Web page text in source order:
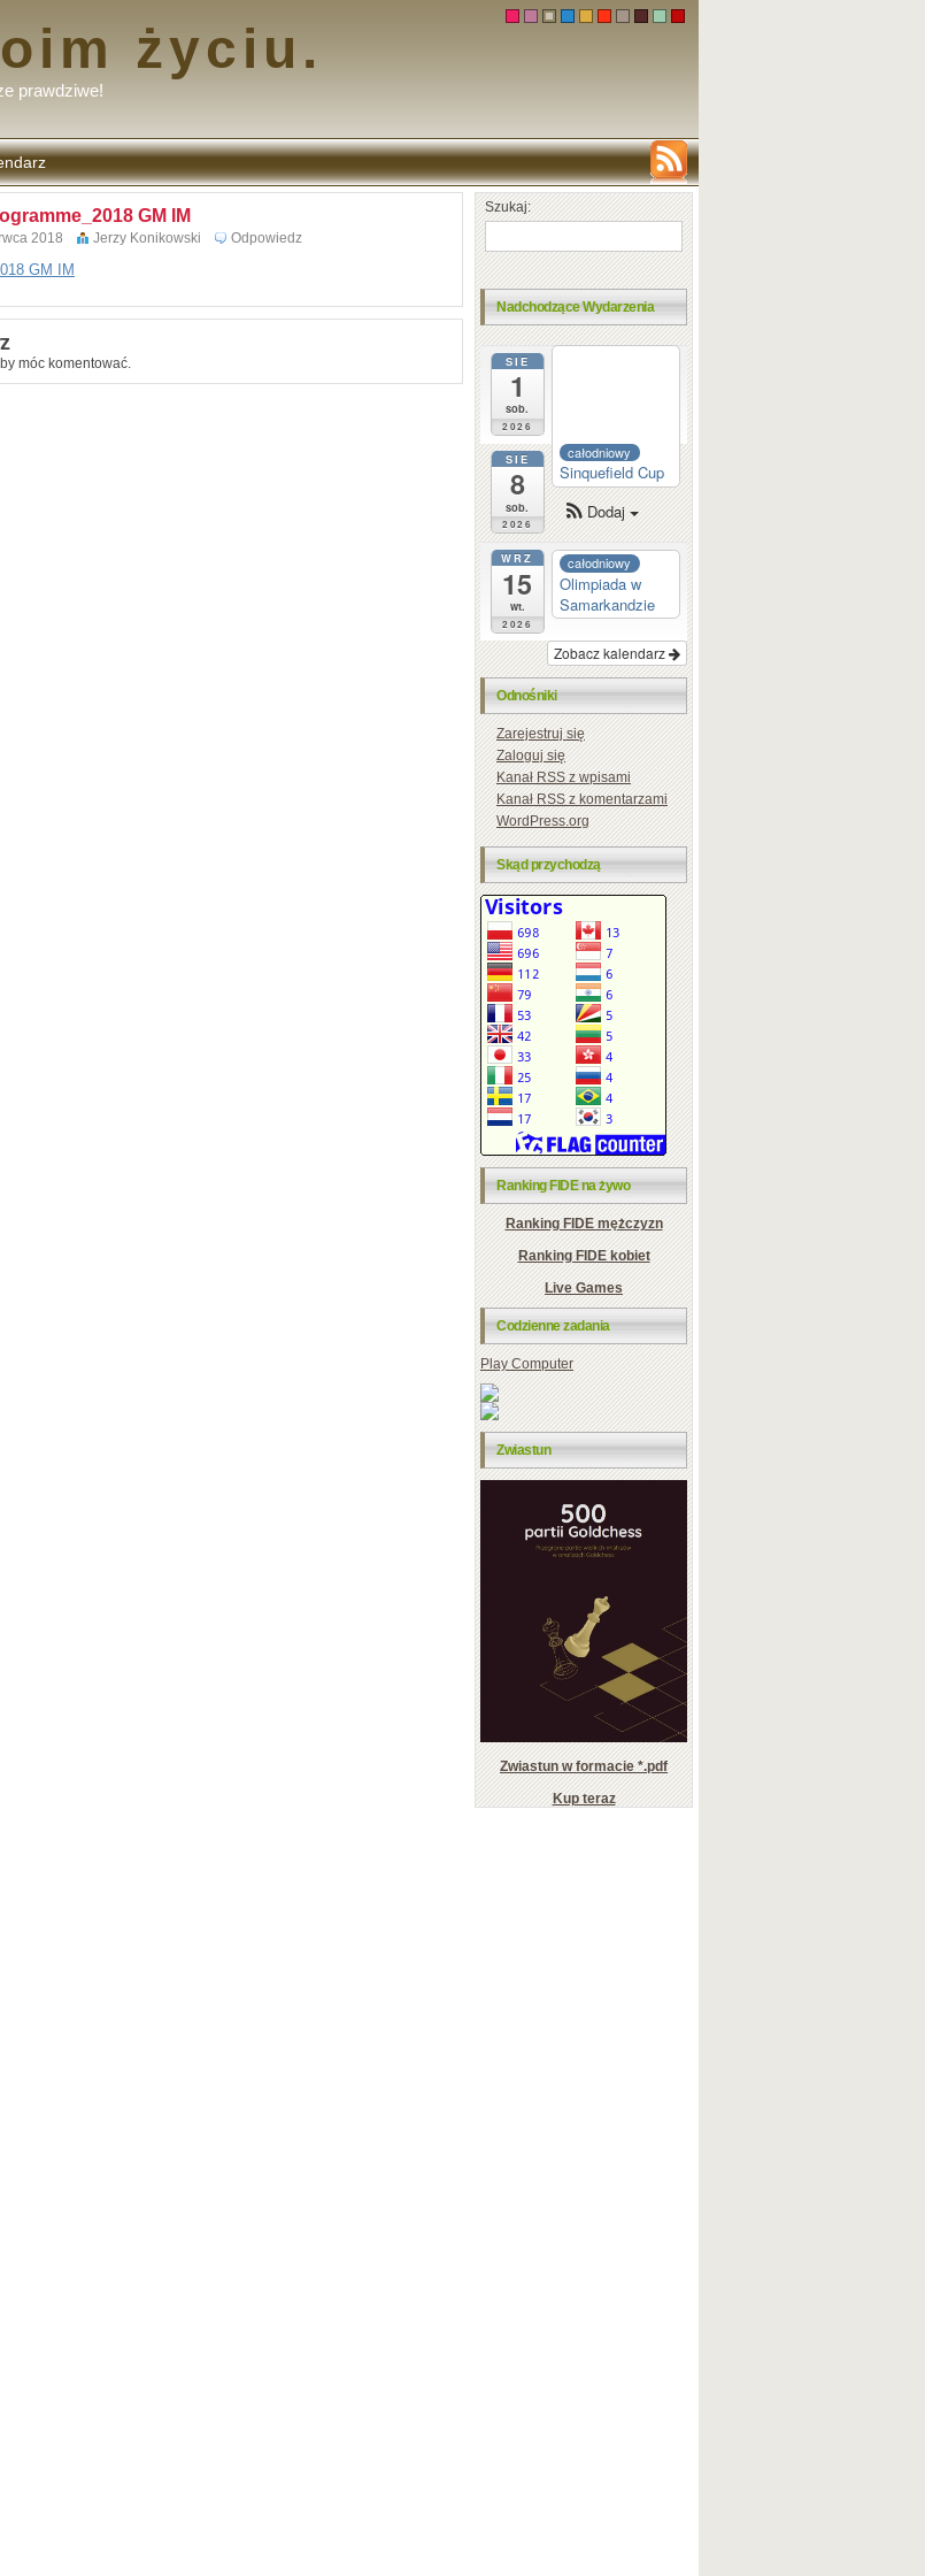
życiu.
prawdziwe!
GM IM
2018 Jerzy Konikowski Odpowiedz
GM IM
móc komentować.
Szukaj:
Nadchodzące Wydarzenia
SIE
1
sob.
2026
SIE
8
sob.
2026
całodniowy
Sinquefield Cup
WRZ
15
wt.
2026
całodniowy
Olimpiada w
Samarkandzie
Zobacz kalendarz
Dodaj
Odnośniki
Zarejestruj się
Zaloguj się
KanałRSSz wpisami
KanałRSSz komentarzami
WordPress.org
Skąd przychodzą
Ranking FIDE na żywo
Ranking FIDE mężczyzn
Ranking FIDE kobiet
Live Games
Codzienne zadania
Play Computer
Zwiastun
Zwiastun w formacie *.pdf
Kup teraz